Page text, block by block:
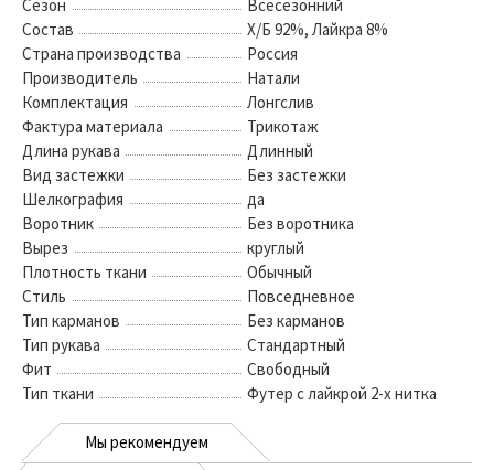
Сезон
Всесезонний
Состав
Х/Б 92%, Лайкра 8%
Страна производства
Россия
Производитель
Натали
Комплектация
Лонгслив
Фактура материала
Трикотаж
Длина рукава
Длинный
Вид застежки
Без застежки
Шелкография
да
Воротник
Без воротника
Вырез
круглый
Плотность ткани
Обычный
Стиль
Повседневное
Тип карманов
Без карманов
Тип рукава
Стандартный
Фит
Свободный
Тип ткани
Футер с лайкрой 2-х нитка
Мы рекомендуем